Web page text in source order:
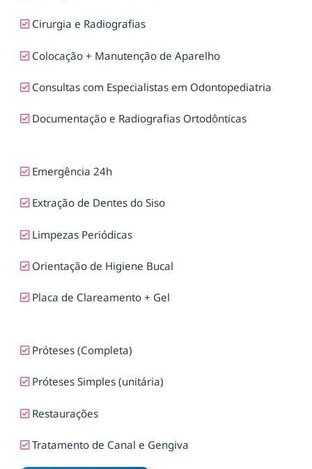
Cirurgia e Radiografias
Colocação + Manutenção de Aparelho
Consultas com Especialistas em Odontopediatria
Documentação e Radiografias Ortodônticas
Emergência 24h
Extração de Dentes do Siso
Limpezas Periódicas
Orientação de Higiene Bucal
Placa de Clareamento + Gel
Próteses (Completa)
Próteses Simples (unitária)
Restaurações
Tratamento de Canal e Gengiva